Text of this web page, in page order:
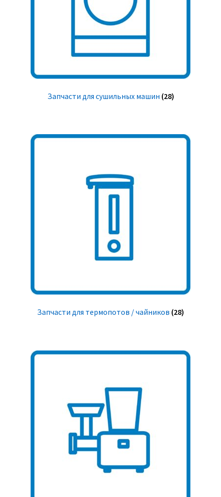
Запчасти для сушильных машин (28)
Запчасти для термопотов / чайников (28)